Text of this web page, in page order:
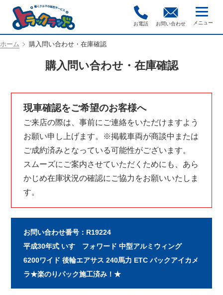
お電話 お問い合わせ
ホーム 購入問い合わせ・在庫確認
購入問い合わせ・在庫確認
現車確認をご希望のお客様へ
ご来店の際は、事前にご連絡をいただけますよう
お願い申し上げます。※掲載車両が商談中または
ご成約済みとなっている可能性がございます。
スムーズにご案内させていただくためにも、あら
かじめ在庫状況の確認にご協力をお願いいたしま
す。
お問い合わせ番号：R19224
平成30年式 いすゞフォワード 中型アルミウィング
6200ワイド 後輪エアサス 240馬力 ETC バックアイカメ
ラ★楽のりパック施工済み！★